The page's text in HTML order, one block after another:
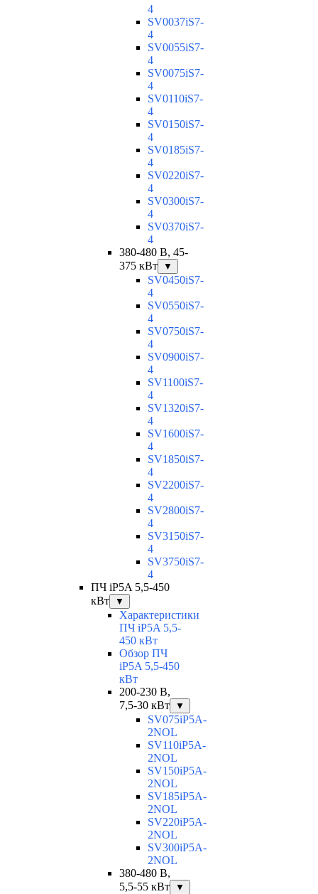
4
SV0037iS7-
4
SV0055iS7-
4
SV0075iS7-
4
SV0110iS7-
4
SV0150iS7-
4
SV0185iS7-
4
SV0220iS7-
4
SV0300iS7-
4
SV0370iS7-
4
380-480 В, 45-
375 кВт
▼
SV0450iS7-
4
SV0550iS7-
4
SV0750iS7-
4
SV0900iS7-
4
SV1100iS7-
4
SV1320iS7-
4
SV1600iS7-
4
SV1850iS7-
4
SV2200iS7-
4
SV2800iS7-
4
SV3150iS7-
4
SV3750iS7-
4
ПЧ iP5A 5,5-450
кВт
▼
Характеристики
ПЧ iP5A 5,5-
450 кВт
Обзор ПЧ
iP5A 5,5-450
кВт
200-230 В,
7,5-30 кВт
▼
SV075iP5A-
2NOL
SV110iP5A-
2NOL
SV150iP5A-
2NOL
SV185iP5A-
2NOL
SV220iP5A-
2NOL
SV300iP5A-
2NOL
380-480 В,
5,5-55 кВт
▼